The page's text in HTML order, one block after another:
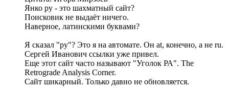
Янко ру - это шахматный сайт?
Поисковик не выдаёт ничего.
Наверное, латинскими буквами?
Я сказал "ру"? Это я на автомате. Он аt, конечно, а не ru.
Сергей Иванович ссылки уже привел.
Еще этот сайт часто называют "Уголок РА". The
Retrograde Analysis Corner.
Сайт шикарный. Только давно не обновляется.